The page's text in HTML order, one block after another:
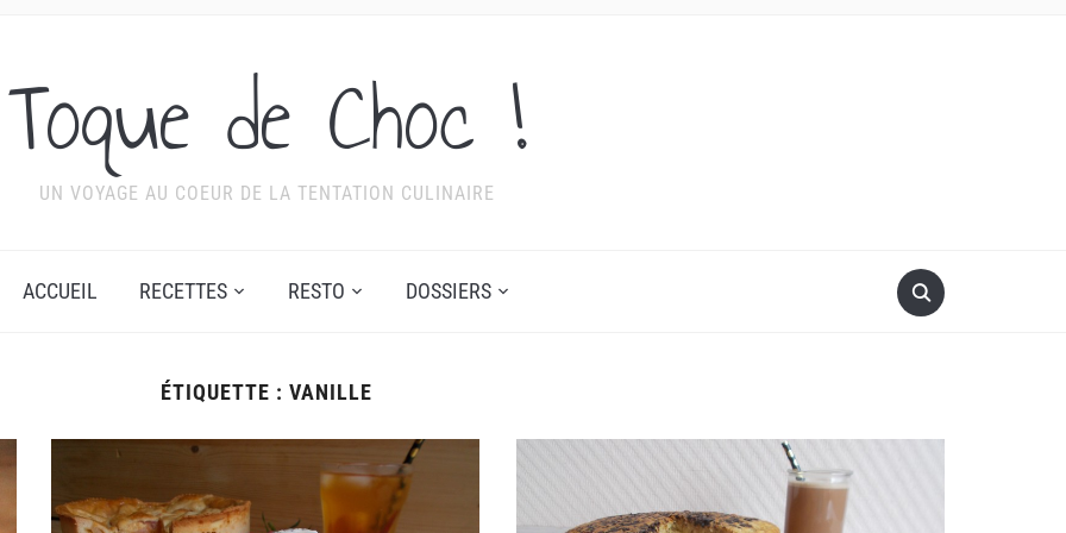
Toque de Choc !
UN VOYAGE AU COEUR DE LA TENTATION CULINAIRE
ACCUEIL RECETTES RESTO DOSSIERS
ÉTIQUETTE : VANILLE